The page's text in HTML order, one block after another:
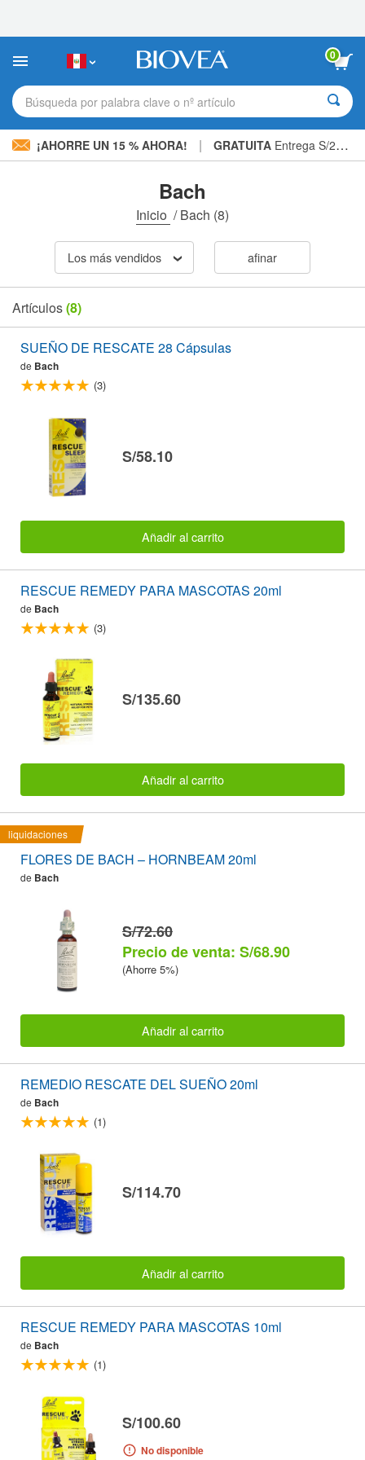
sitio
incluye
sistema
de
0
Búsqueda por palabra clave o nº artículo
¡AHORRE UN 15 % AHORA! | GRATUITA Entrega S/234.00 »
Bach
Inicio /Bach (8)
Los más vendidos afinar
Artículos(8)
SUEÑO DE RESCATE 28 Cápsulas
de Bach
(3)
S/58.10
Añadir al carrito
RESCUE REMEDY PARA MASCOTAS 20ml
de Bach
(3)
S/135.60
Añadir al carrito
liquidaciones
FLORES DE BACH – HORNBEAM 20ml
de Bach
S/72.60
Precio de venta: S/68.90
(Ahorre 5%)
Añadir al carrito
REMEDIO RESCATE DEL SUEÑO 20ml
de Bach
(1)
S/114.70
Añadir al carrito
RESCUE REMEDY PARA MASCOTAS 10ml
de Bach
(1)
S/100.60
No disponible